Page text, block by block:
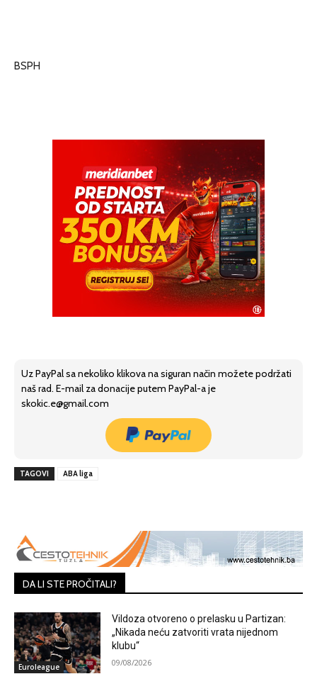
BSPH
Uz PayPal sa nekoliko klikova na siguran način možete podržati
naš rad. E-mail za donacije putem PayPal-a je
skokic.e@gmail.com
TAGOVI ABA liga
DA LI STE PROČITALI?
Euroleague
Vildoza otvoreno o prelasku u Partizan:
„Nikada neću zatvoriti vrata nijednom
klubu“
09/08/2026